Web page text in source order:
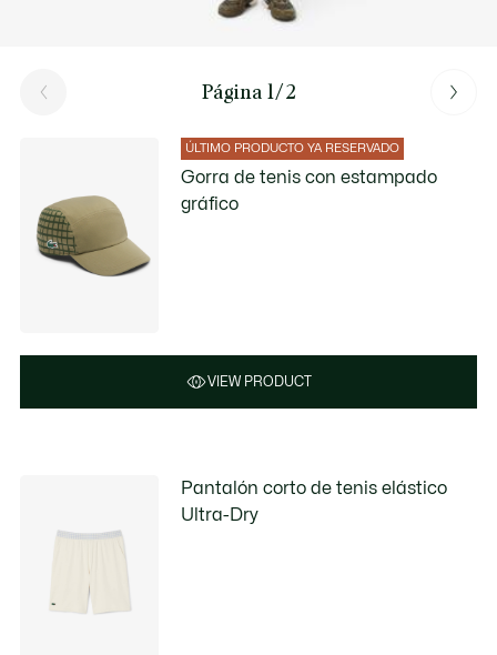
Página 1/2
ÚLTIMO PRODUCTO YA RESERVADO
Gorra de tenis con estampado
gráfico
VIEW PRODUCT
Pantalón corto de tenis elástico
Ultra-Dry